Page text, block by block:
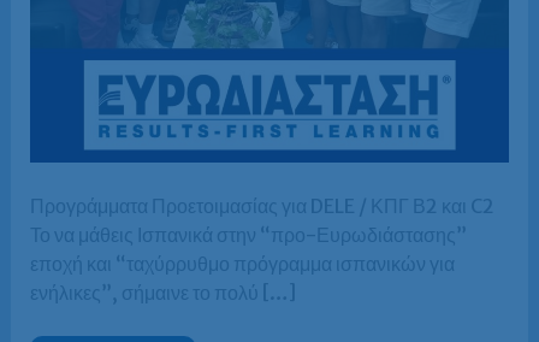
Προγράμματα Προετοιμασίας για DELE / ΚΠΓ Β2 και C2
Το να μάθεις Ισπανικά στην “προ-Ευρωδιάστασης”
εποχή και “ταχύρρυθμο πρόγραμμα ισπανικών για
ενήλικες”, σήμαινε το πολύ […]